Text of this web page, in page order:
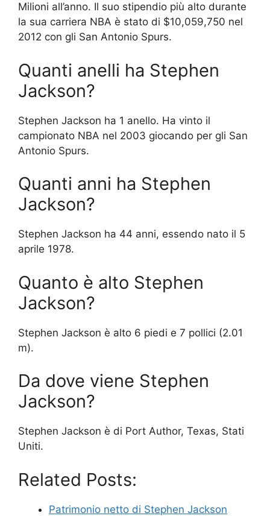
Milioni all’anno. Il suo stipendio più alto durante
la sua carriera NBA è stato di $10,059,750 nel
2012 con gli San Antonio Spurs.
Quanti anelli ha Stephen
Jackson?
Stephen Jackson ha 1 anello. Ha vinto il
campionato NBA nel 2003 giocando per gli San
Antonio Spurs.
Quanti anni ha Stephen
Jackson?
Stephen Jackson ha 44 anni, essendo nato il 5
aprile 1978.
Quanto è alto Stephen
Jackson?
Stephen Jackson è alto 6 piedi e 7 pollici (2.01
m).
Da dove viene Stephen
Jackson?
Stephen Jackson è di Port Author, Texas, Stati
Uniti.
Related Posts:
Patrimonio netto di Stephen Jackson